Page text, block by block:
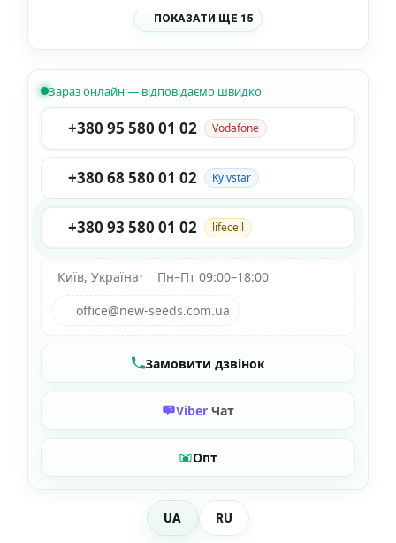
ПОКАЗАТИ ЩЕ 15
Зараз онлайн — відповідаємо швидко
+380 95 580 01 02 Vodafone
+380 68 580 01 02 Kyivstar
+380 93 580 01 02 lifecell
Київ, Україна•
Пн–Пт 09:00–18:00
office@new-seeds.com.ua
Замовити дзвінок
Viber Чат
Опт
UA RU